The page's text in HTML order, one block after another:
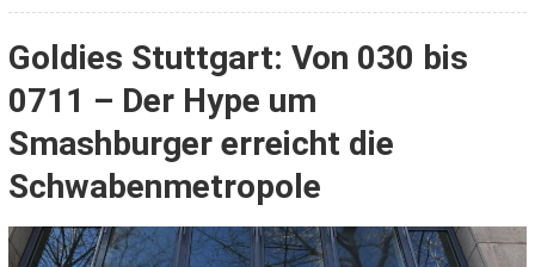
Goldies Stuttgart: Von 030 bis
0711 – Der Hype um
Smashburger erreicht die
Schwabenmetropole